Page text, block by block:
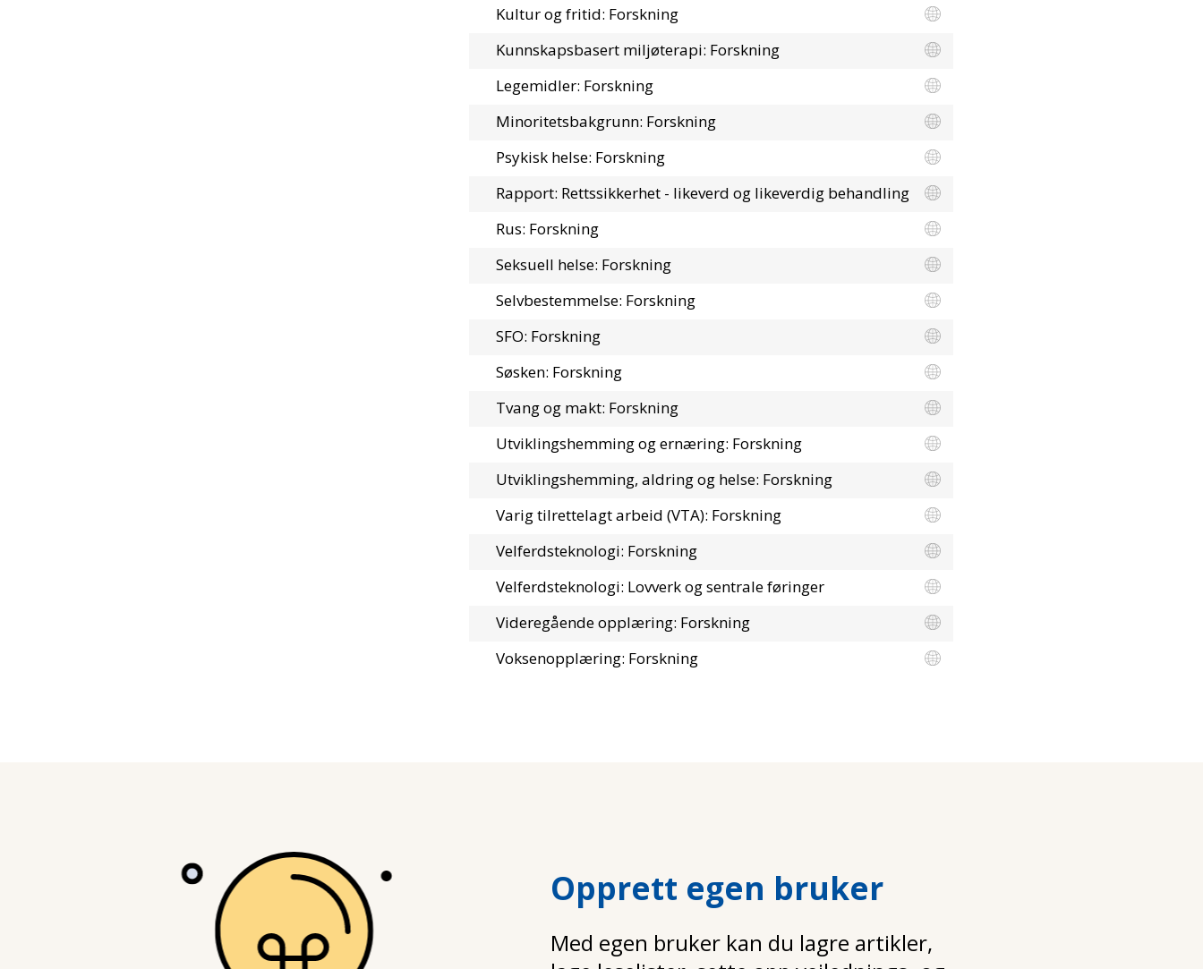
Kultur og fritid: Forskning
Kunnskapsbasert miljøterapi: Forskning
Legemidler: Forskning
Minoritetsbakgrunn: Forskning
Psykisk helse: Forskning
Rapport: Rettssikkerhet - likeverd og likeverdig behandling
Rus: Forskning
Seksuell helse: Forskning
Selvbestemmelse: Forskning
SFO: Forskning
Søsken: Forskning
Tvang og makt: Forskning
Utviklingshemming og ernæring: Forskning
Utviklingshemming, aldring og helse: Forskning
Varig tilrettelagt arbeid (VTA): Forskning
Velferdsteknologi: Forskning
Velferdsteknologi: Lovverk og sentrale føringer
Videregående opplæring: Forskning
Voksenopplæring: Forskning
Opprett egen bruker
Med egen bruker kan du lagre artikler,